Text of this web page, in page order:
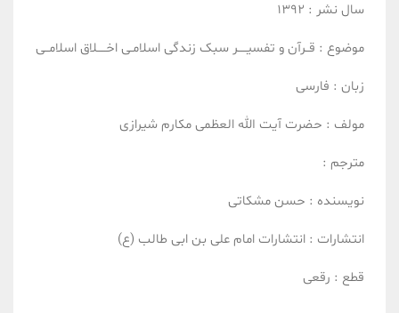
سال نشر : 1392
موضوع : قــرآن و تفسیـــــرسبک زندگی اسلامـی اخـــــلاق اسلامــی
زبان : فارسی
مولف : حضرت آیت الله العظمی مکارم شیرازی
مترجم :
نویسنده : حسن مشکاتی
انتشارات : انتشارات امام علی بن ابی طالب (ع)
قطع : رقعی